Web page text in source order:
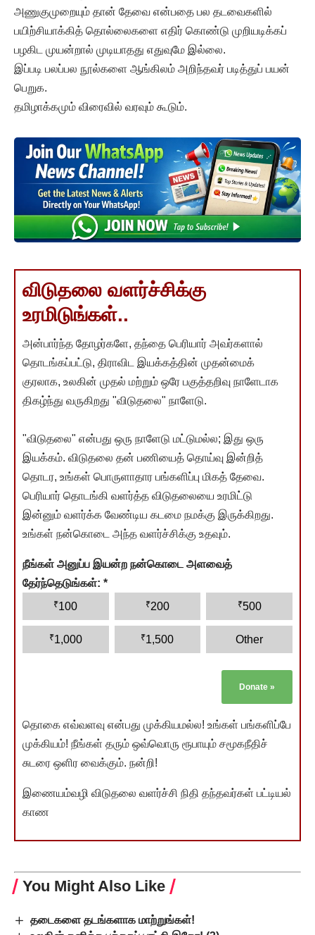
அணுகுமுறையும் தான் தேவை என்பதை பல தடவைகளில்
பயிற்சியாக்கித் தொல்லைகளை எதிர் கொண்டு முறியடிக்கப்
பழகிட முயன்றால் முடியாதது எதுவுமே இல்லை.
இப்படி பலப்பல நூல்களை ஆங்கிலம் அறிந்தவர் படித்துப் பயன்
பெறுக.
தமிழாக்கமும் விரைவில் வரவும் கூடும்.
விடுதலை வளர்ச்சிக்கு
உரமிடுங்கள்..
அன்பார்ந்த தோழர்களே, தந்தை பெரியார் அவர்களால்
தொடங்கப்பட்டு, திராவிட இயக்கத்தின் முதன்மைக்
குரலாக, உலகின் முதல் மற்றும் ஒரே பகுத்தறிவு நாளேடாக
திகழ்ந்து வருகிறது "விடுதலை" நாளேடு.
"விடுதலை" என்பது ஒரு நாளேடு மட்டுமல்ல; இது ஒரு
இயக்கம். விடுதலை தன் பணியைத் தொய்வு இன்றித்
தொடர, உங்கள் பொருளாதார பங்களிப்பு மிகத் தேவை.
பெரியார் தொடங்கி வளர்த்த விடுதலையை உரமிட்டு
இன்னும் வளர்க்க வேண்டிய கடமை நமக்கு இருக்கிறது.
உங்கள் நன்கொடை அந்த வளர்ச்சிக்கு உதவும்.
நீங்கள் அனுப்ப இயன்ற நன்கொடை அளவைத்
தேர்ந்தெடுங்கள்: *
₹100 ₹200 ₹500
₹1,000 ₹1,500 Other
Donate »
தொகை எவ்வளவு என்பது முக்கியமல்ல! உங்கள் பங்களிப்பே
முக்கியம்! நீங்கள் தரும் ஒவ்வொரு ரூபாயும் சமூகநீதிச்
சுடரை ஒளிர வைக்கும். நன்றி!
இணையம்வழி விடுதலை வளர்ச்சி நிதி தந்தவர்கள் பட்டியல்
காண
You Might Also Like
தடைகளை தடங்களாக மாற்றுங்கள்!